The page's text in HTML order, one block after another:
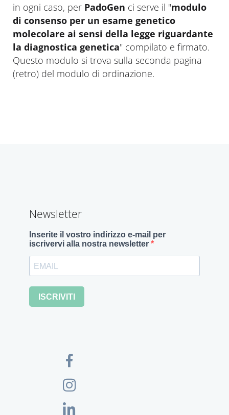
in ogni caso, per PadoGen ci serve il "modulo
di consenso per un esame genetico
molecolare ai sensi della legge riguardante
la diagnostica genetica" compilato e firmato.
Questo modulo si trova sulla seconda pagina
(retro) del modulo di ordinazione.
Newsletter
Inserite il vostro indirizzo e-mail per
iscrivervi alla nostra newsletter
ISCRIVITI